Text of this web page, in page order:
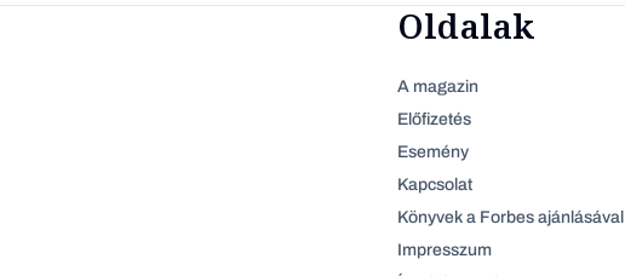
Oldalak
A magazin
Előfizetés
Esemény
Kapcsolat
Könyvek a Forbes ajánlásával
Impresszum